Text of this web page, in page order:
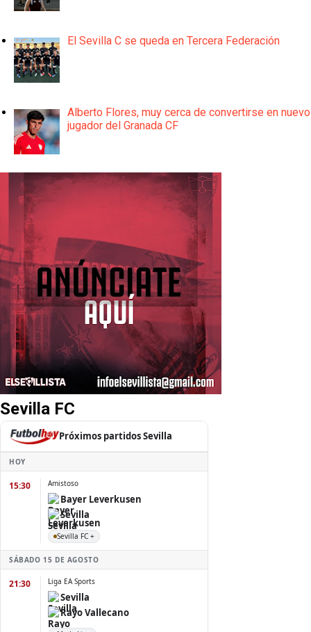
El Sevilla C se queda en Tercera Federación
Alberto Flores, muy cerca de convertirse en nuevo
jugador del Granada CF
Sevilla FC